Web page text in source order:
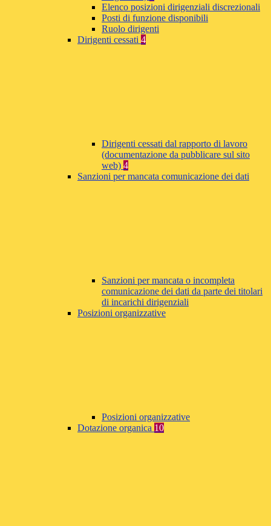
Elenco posizioni dirigenziali discrezionali
Posti di funzione disponibili
Ruolo dirigenti
Dirigenti cessati 4
Dirigenti cessati dal rapporto di lavoro
(documentazione da pubblicare sul sito
web) 4
Sanzioni per mancata comunicazione dei dati
Sanzioni per mancata o incompleta
comunicazione dei dati da parte dei titolari
di incarichi dirigenziali
Posizioni organizzative
Posizioni organizzative
Dotazione organica 10